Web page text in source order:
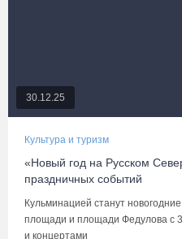
30.12.25
Культура и туризм
«Новый год на Русском
праздничных событий
Кульминацией станут
площади и площади Федулова с
и концертами